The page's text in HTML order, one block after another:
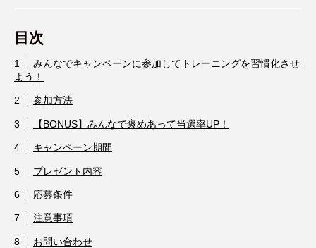
目次
みんなでキャンペーンに参加してトレーニングを習慣化させ
よう！
参加方法
【BONUS】みんなで褒めあって当選率UP！
キャンペーン期間
プレゼント内容
応募条件
注意事項
お問い合わせ